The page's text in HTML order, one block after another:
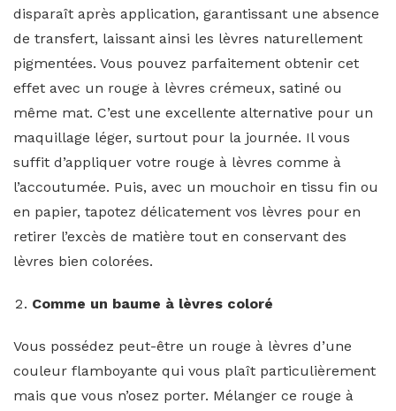
disparaît après application, garantissant une absence
de transfert, laissant ainsi les lèvres naturellement
pigmentées. Vous pouvez parfaitement obtenir cet
effet avec un rouge à lèvres crémeux, satiné ou
même mat. C’est une excellente alternative pour un
maquillage léger, surtout pour la journée. Il vous
suffit d’appliquer votre rouge à lèvres comme à
l’accoutumée. Puis, avec un mouchoir en tissu fin ou
en papier, tapotez délicatement vos lèvres pour en
retirer l’excès de matière tout en conservant des
lèvres bien colorées.
Comme un baume à lèvres coloré
Vous possédez peut-être un rouge à lèvres d’une
couleur flamboyante qui vous plaît particulièrement
mais que vous n’osez porter. Mélanger ce rouge à